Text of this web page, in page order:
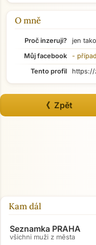
O mně
Proč inzeruji?
jen
Můj facebook
-
Tento profil
https://
《 Zpět
Kam dál
Seznamka PRAHA
všichni muži z města